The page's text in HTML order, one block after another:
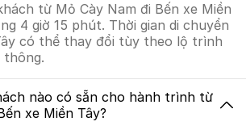
từ Mỏ Cày Nam đi Bến xe Miền
4 giờ 15 phút. Thời gian di chuyển
có thể thay đổi tùy theo lộ trình
thông.
nào có sẵn cho hành trình từ
xe Miền Tây?